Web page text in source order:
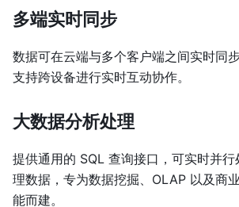
多端实时同步
数据可在云端与多个客户端之间实时同步
支持跨设备进行实时互动协作。
大数据分析处理
提供通用的 SQL 查询接口，可实时并行
理数据，专为数据挖掘、OLAP 以及商
能而建。